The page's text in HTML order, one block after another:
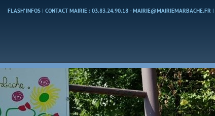
FLASH' INFOS | CONTACT MAIRIE : 03.83.24.90.18 - MAIRIE@MAIRIEMARBACHE.FR |